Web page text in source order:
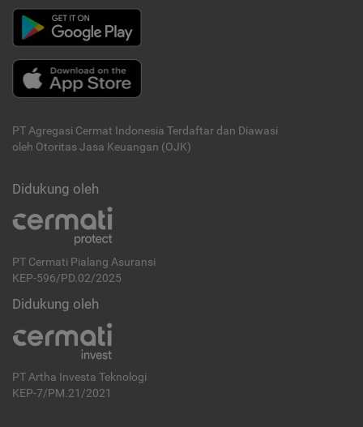
PT Agregasi Cermat Indonesia Terdaftar dan Diawasi
oleh Otoritas Jasa Keuangan (OJK)
Didukung oleh
PT Cermati Pialang Asuransi
KEP-596/PD.02/2025
Didukung oleh
PT Artha Investa Teknologi
KEP-7/PM.21/2021